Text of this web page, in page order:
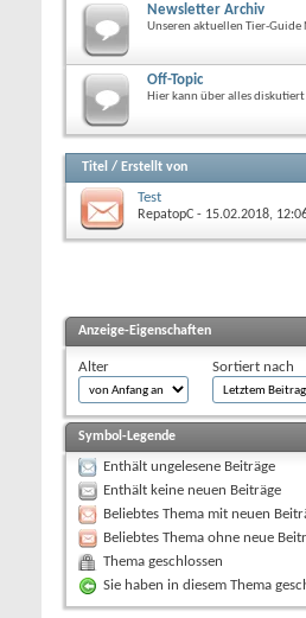
Newsletter Archiv
Unseren aktuellen Tier-
Off-Topic
Hier kann über alles
Titel / Erstellt von
Test
RepatopC - 15.02.2018,
Anzeige-Eigenschaften
Alter Sortiert nach
Symbol-Legende
Enthält ungelesene Beiträge
Enthält keine neuen Beiträge
Beliebtes Thema mit neuen
Beliebtes Thema ohne neue
Thema geschlossen
Sie haben in diesem Thema